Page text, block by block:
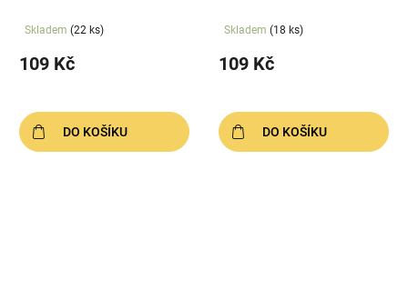
Skladem (22 ks)
109 Kč
DO KOŠÍKU
Skladem (18 ks)
109 Kč
DO KOŠÍKU